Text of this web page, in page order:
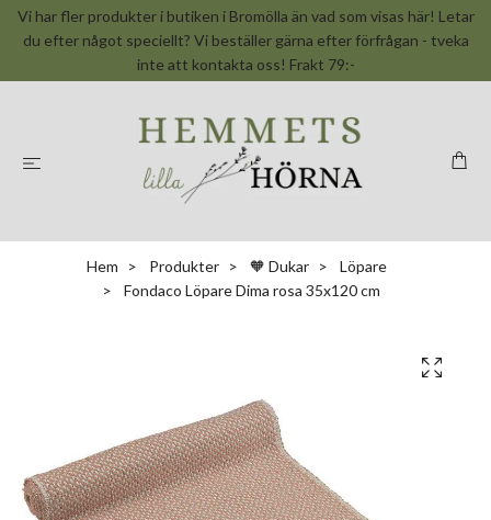
Vi har fler produkter i butiken i Bromölla än vad som visas här! Letar
du efter något speciellt? Vi beställer gärna efter förfrågan - tveka
inte att kontakta oss! Frakt 79:-
Hem Produkter 🧡 Dukar
Löpare
Fondaco Löpare Dima rosa 35x120 cm